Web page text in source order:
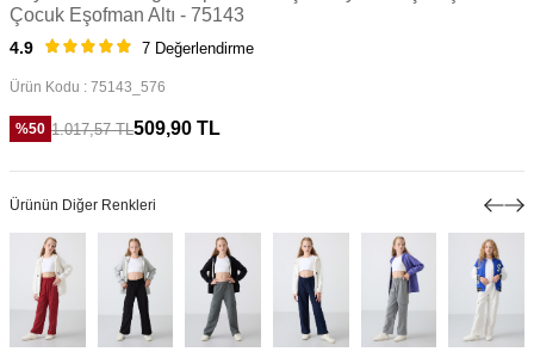
Çocuk Eşofman Altı - 75143
4.9 7 Değerlendirme
Ürün Kodu : 75143_576
%50 1.017,57TL509,90 TL
Ürünün Diğer Renkleri